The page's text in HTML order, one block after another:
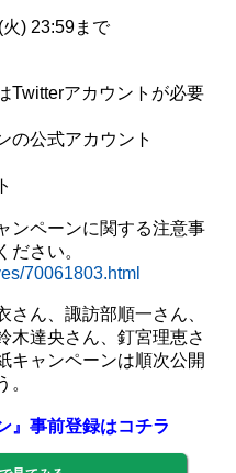
) 23:59まで
Twitterアカウントが必要
の公式アカウント
ンペーンに関する注意事
ださい。
70061803.html
さん、諏訪部順一さん、
木達央さん、釘宮理恵さ
キャンペーンは順次公開
。
』事前登録はコチラ